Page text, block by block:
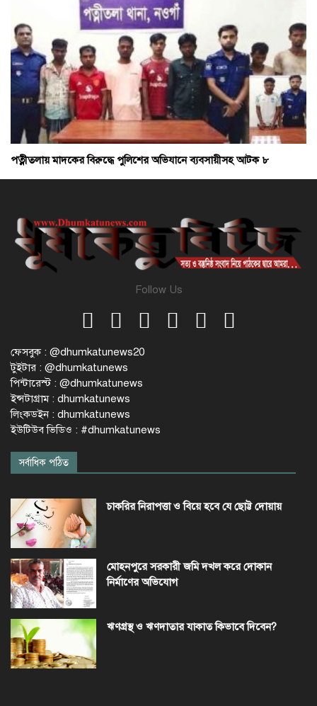
পত্নীতলায় মাদকের বিরুদ্ধে পুলিশের অভিযানে ব্যবসায়ীসহ আটক ৮
Follow Us
ফেসবুক : @dhumkatunews20
টুইটার : @dhumkatunews
পিন্টারেস্ট : @dhumkatunews
ইন্সটাগ্রাম : dhumkatunews
লিংকডইন : dhumkatunews
ইউটিউব ভিডিও : #dhumkatunews
সর্বাধিক পঠিত
চাকরির নিরাপত্তা ও বিয়ে হবে যে ছোট্ট দোয়ায়
মোহনপুরে সরকারী জমি দখল করে দোকান
নির্মাণের অভিযোগ
ঋণগ্রস্থ ও ঋণদাতার যাকাত কিভাবে দিবেন?